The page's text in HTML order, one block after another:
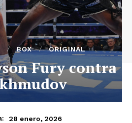
BOX ORIGINAL
Fury contra
28 enero, 2026